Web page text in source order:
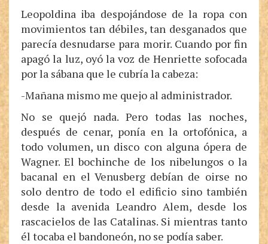
Leopoldina iba despojándose de la ropa con
movimientos tan débiles, tan desganados que
parecía desnudarse para morir. Cuando por fin
apagó la luz, oyó la voz de Henriette sofocada
por la sábana que le cubría la cabeza:
-Mañana mismo me quejo al administrador.
No se quejó nada. Pero todas las noches,
después de cenar, ponía en la ortofónica, a
todo volumen, un disco con alguna ópera de
Wagner. El bochinche de los nibelungos o la
bacanal en el Venusberg debían de oirse no
solo dentro de todo el edificio sino también
desde la avenida Leandro Alem, desde los
rascacielos de las Catalinas. Si mientras tanto
él tocaba el bandoneón, no se podía saber.